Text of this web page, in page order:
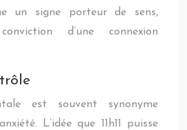
un signe porteur de sens,
d’une connexion
est souvent synonyme
L’idée que 11h11 puisse